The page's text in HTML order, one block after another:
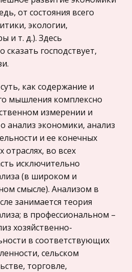
право
и право
право
и кредитование
право
устройства
республикой и
12 веков. В
различают три
– древнейший,
национальной идеи в
людзям праўду i
высновы. І менавіта гэтую
народу ў сваіх кнігах
праўду пра м i льёны
от состояния всего
экологии,
и т. д.). Здесь
сказать господствует,
как содержание и
мышления комплексно
измерении и
анализ экономики, анализ
и ее конечных
отраслях, во всех
исключительно
(в широком и
смысле). Анализом в
занимается теория
в профессиональном –
хозяйственно-
в соответствующих
сельском
торговле,